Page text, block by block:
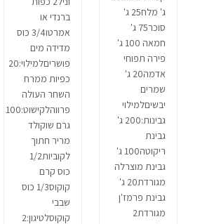
ג' מלח25 ג'
סוכר75 ג'
חמאה 100 ג'
פירה תפוחי
אדמה20 ג'
שמרים
יבשיםלמילוי
גבינות:200 ג'
גבינת
ריקוטה100 ג'
גבינת מוצרלה
מגורדת20 ג'
גבינת פרמז'ן
מגורדת2
ברנדי או
אמרטו3/4 כוס
מדידה מים
פושריםלמילוי:20
כפיות ממרח
השחר העולה
פרווהלקישוט:100
גרם שוקולד
מריר חתוך
לקוביות1/2
כוס קרם
קוקוס1/3 כוס
שבבי
קוקוסלטיגון:2